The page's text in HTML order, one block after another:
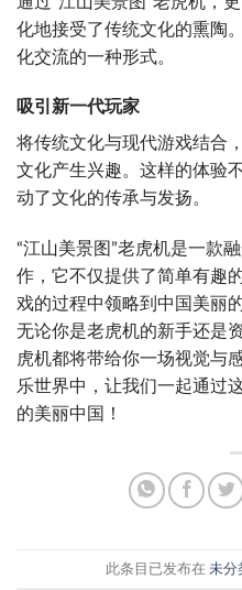
化地接受了传统文化的熏陶
化交流的一种形式。
吸引新一代玩家
将传统文化与现代游戏结合
文化产生兴趣。这样的体验
动了文化的传承与发扬。
“江山美景图”老虎机是一款
作，它不仅提供了简单有趣
戏的过程中领略到中国美丽
无论你是老虎机的新手还是
虎机都将带给你一场视觉与
乐世界中，让我们一起通过
的美丽中国！
此条目已发布在 未分